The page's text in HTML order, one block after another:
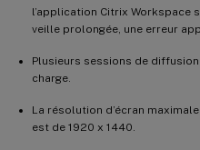
l’application Citrix Workspace
veille prolongée, une erreur
Plusieurs sessions de
charge.
La résolution d’écran
est de 1920 x 1440.